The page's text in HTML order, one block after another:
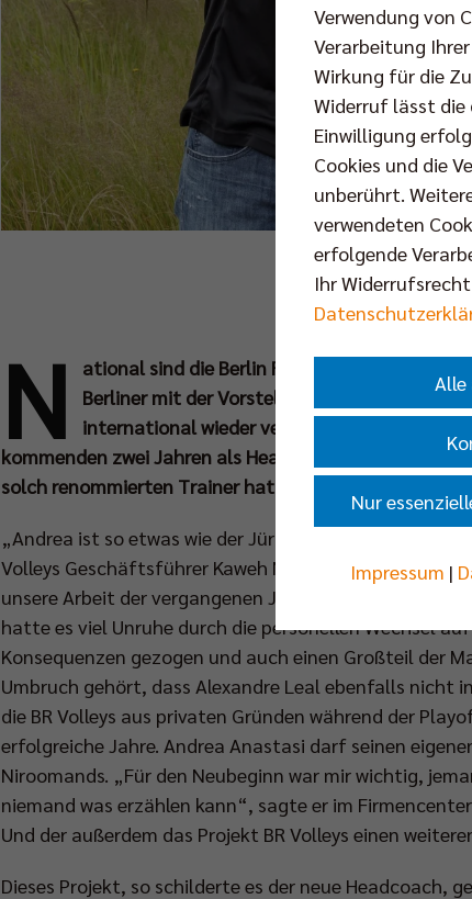
Fotos:
N
ational sind die Berlin Recycling Volleys
Berliner mit der Vorstellung ihres neuen
international wieder verstärkt für Furore
kommenden zwei Jahren als Headcoach an der
solch renommierten Trainer hat es bisher in der
„Andrea ist so etwas wie der Jürgen Klopp oder der
Volleys Geschäftsführer Kaweh Niroomand bei der
unsere Arbeit der vergangenen Jahre, dass so ein
hatte es viel Unruhe durch die personellen Wechsel
Konsequenzen gezogen und auch einen Großteil der
Umbruch gehört, dass Alexandre Leal ebenfalls nicht
die BR Volleys aus privaten Gründen während der
erfolgreiche Jahre. Andrea Anastasi darf seinen
Niroomands. „Für den Neubeginn war mir wichtig,
niemand was erzählen kann“, sagte er im
Und der außerdem das Projekt BR Volleys einen
Dieses Projekt, so schilderte es der neue Headcoach,
Verwendung von
Verarbeitung
Wirkung für die
Widerruf lässt die
Einwilligung
Cookies und die
unberührt.
verwendeten
erfolgende
Ihr
Alle
Nur
Impressum |